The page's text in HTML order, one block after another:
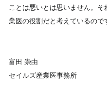
ことは悪いとは思いません。
業医の役割だと考えているので
富田 崇由
セイルズ産業医事務所